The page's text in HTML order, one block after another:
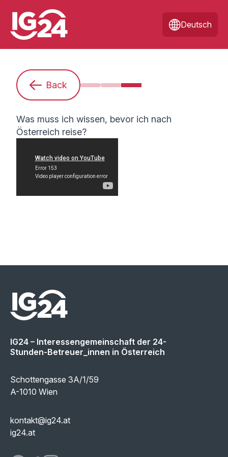
Deutsch
Back Ich bin Anfänger:in. Was muss ich
Wie bereite ich mich auf
Was muss ich wissen,
Was muss ich wissen, bevor ich nach
Österreich reise?
IG24 – Interessengemeinschaft der 24-
Stunden-Betreuer_innen in Österreich
Schottengasse 3A/1/59
A-1010 Wien
kontakt@ig24.at
ig24.at